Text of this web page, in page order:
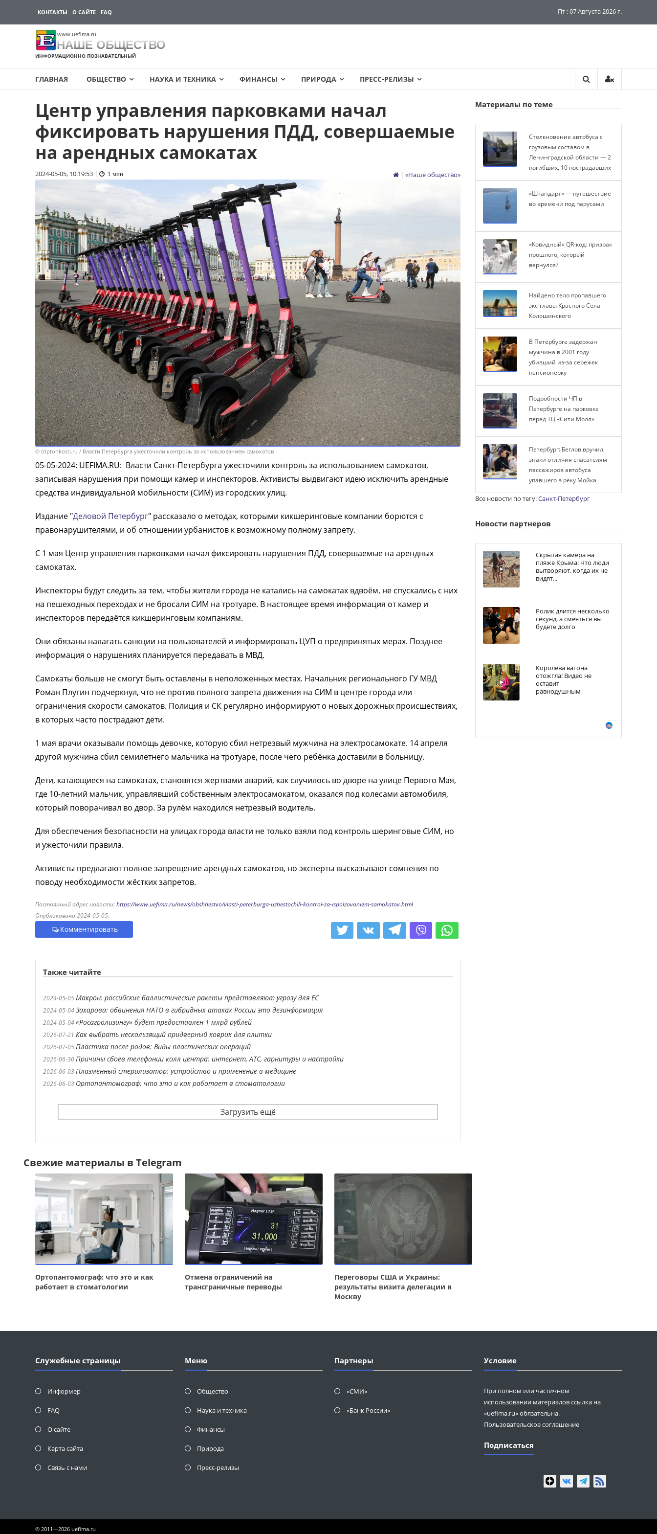
КОНТАКТЫ О САЙТЕ FAQ Пт : 07 Августа 2026 г.
www.uefima.ru
НАШЕ ОБЩЕСТВО
ИНФОРМАЦИОННО ПОЗНАВАТЕЛЬНЫЙ
ГЛАВНАЯ ОБЩЕСТВО НАУКА И ТЕХНИКА ФИНАНСЫ ПРИРОДА ПРЕСС-РЕЛИЗЫ
содержимому
Центр управления парковками начал
фиксировать нарушения ПДД, совершаемые
на арендных самокатах
2024-05-05, 10:19:53 | 1 мин | «Наше общество»
© triptonkosti.ru / Власти Петербурга ужесточили контроль за использованием самокатов
05-05-2024: UEFIMA.RU: Власти Санкт-Петербурга ужесточили контроль за использованием самокатов,
записывая нарушения при помощи камер и инспекторов. Активисты выдвигают идею исключить арендные
средства индивидуальной мобильности (СИМ) из городских улиц.
Издание "Деловой Петербург" рассказало о методах, которыми кикшеринговые компании борются с
правонарушителями, и об отношении урбанистов к возможному полному запрету.
С 1 мая Центр управления парковками начал фиксировать нарушения ПДД, совершаемые на арендных
самокатах.
Инспекторы будут следить за тем, чтобы жители города не катались на самокатах вдвоём, не спускались с них
на пешеходных переходах и не бросали СИМ на тротуаре. В настоящее время информация от камер и
инспекторов передаётся кикшеринговым компаниям.
Они обязаны налагать санкции на пользователей и информировать ЦУП о предпринятых мерах. Позднее
информация о нарушениях планируется передавать в МВД.
Самокаты больше не смогут быть оставлены в неположенных местах. Начальник регионального ГУ МВД
Роман Плугин подчеркнул, что не против полного запрета движения на СИМ в центре города или
ограничения скорости самокатов. Полиция и СК регулярно информируют о новых дорожных происшествиях,
в которых часто пострадают дети.
1 мая врачи оказывали помощь девочке, которую сбил нетрезвый мужчина на электросамокате. 14 апреля
другой мужчина сбил семилетнего мальчика на тротуаре, после чего ребёнка доставили в больницу.
Дети, катающиеся на самокатах, становятся жертвами аварий, как случилось во дворе на улице Первого Мая,
где 10-летний мальчик, управлявший собственным электросамокатом, оказался под колесами автомобиля,
который поворачивал во двор. За рулём находился нетрезвый водитель.
Для обеспечения безопасности на улицах города власти не только взяли под контроль шеринговые СИМ, но
и ужесточили правила.
Активисты предлагают полное запрещение арендных самокатов, но эксперты высказывают сомнения по
поводу необходимости жёстких запретов.
Постоянный адрес новости:https://www.uefima.ru/news/obshhestvo/vlasti-peterburga-uzhestochili-kontrol-za-ispolzovaniem-samokatov.html
Опубликовано 2024-05-05.
Комментировать
Также читайте
2024-05-05 Макрон: российские баллистические ракеты представляют угрозу для ЕС
2024-05-04Захарова: обвинения НАТО в гибридных атаках России это дезинформация
2024-05-04«Росагролизингу» будет предоставлен 1 млрд рублей
2026-07-21 Как выбрать нескользящий придверный коврик для плитки
2026-07-05 Пластика после родов: Виды пластических операций
2026-06-30 Причины сбоев телефонии колл центра: интернет, АТС, гарнитуры и настройки
2026-06-03 Плазменный стерилизатор: устройство и применение в медицине
2026-06-03 Ортопантомограф: что это и как работает в стоматологии
Загрузить ещё
Свежие материалы в Telegram
Ортопантомограф: что это и как
работает в стоматологии
Отмена ограничений на
трансграничные переводы
Переговоры США и Украины:
результаты визита делегации в
Москву
Материалы по теме
Столкновение автобуса с
грузовым составом в
Ленинградской области — 2
погибших, 10 пострадавших
«Штандарт» — путешествие
во времени под парусами
«Ковидный» QR-код: призрак
прошлого, который
вернулся?
Найдено тело пропавшего
экс-главы Красного Села
Колошинского
В Петербурге задержан
мужчина в 2001 году
убивший из-за сережек
пенсионерку
Подробности ЧП в
Петербурге на парковке
перед ТЦ «Сити Молл»
Петербург: Беглов вручил
знаки отличия спасателям
пассажиров автобуса
упавшего в реку Мойка
Все новости по тегу:Санкт-Петербург
Новости партнеров
Скрытая камера на
пляже Крыма: Что люди
вытворяют, когда их не
видят...
Ролик длится несколько
секунд, а смеяться вы
будете долго
Королева вагона
отожгла! Видео не
оставит
равнодушным
Служебные страницы
Информер
FAQ
О сайте
Карта сайта
Связь с нами
Меню
Общество
Наука и техника
Финансы
Природа
Пресс-релизы
Партнеры
«СМИ»
«Банк России»
Условие
При полном или частичном
использовании материалов ссылка на
«uefima.ru» обязательна.
Пользовательское соглашение
Подписаться
© 2011—2026 uefima.ru